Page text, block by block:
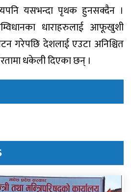
यसभन्दा पृथक हुनसक्दैन ।
धाराहरुलाई आफूखुशी
गरेपछि देशलाई एउटा अनिश्चित
धकेली दिएका छन् ।